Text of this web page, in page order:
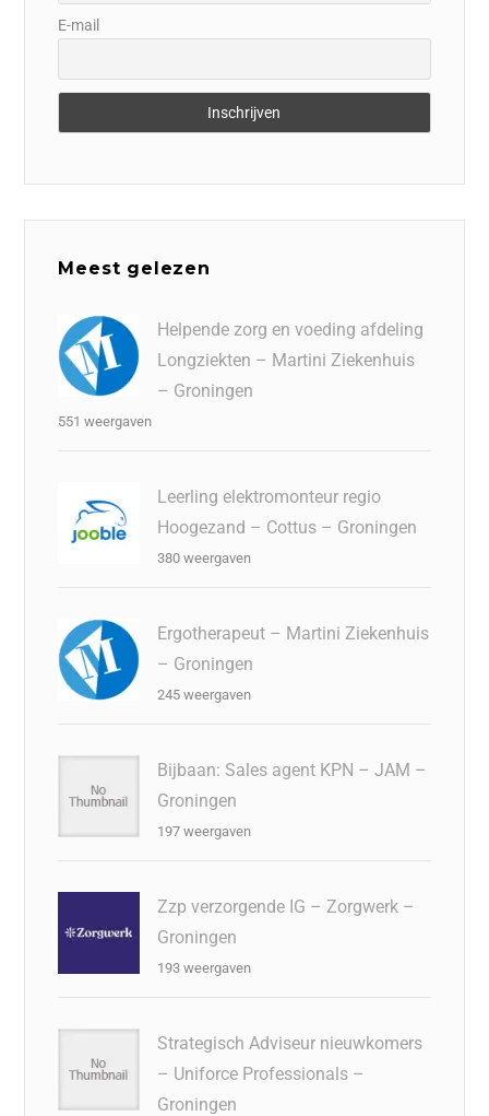
E-mail
Meest gelezen
Helpende zorg en voeding afdeling
Longziekten – Martini Ziekenhuis
– Groningen
551 weergaven
Leerling elektromonteur regio
Hoogezand – Cottus – Groningen
380 weergaven
Ergotherapeut – Martini Ziekenhuis
– Groningen
245 weergaven
Bijbaan: Sales agent KPN – JAM –
Groningen
197 weergaven
Zzp verzorgende IG – Zorgwerk –
Groningen
193 weergaven
Strategisch Adviseur nieuwkomers
– Uniforce Professionals –
Groningen